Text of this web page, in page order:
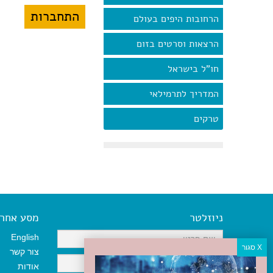
הרחובות היפים בעולם
הרצאות וסרטים בזום
חו"ל בישראל
המדריך לתרמילאי
טרקים
ניוזלטר מסע אחר
English
צור קשר
אודות